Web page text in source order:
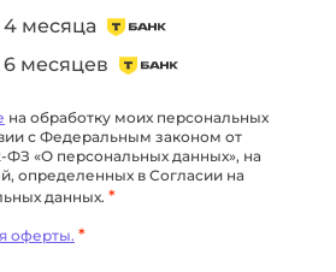
4 месяца
месяцев
на обработку моих персональных
с Федеральным законом от
ФЗ «О персональных данных», на
определенных в Согласии на
данных. *
оферты. *